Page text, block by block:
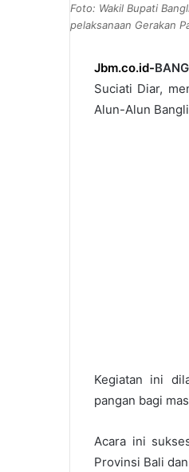
Foto: Wakil Bupati
pelaksanaan Gerakan
Jbm.co.id-
Suciati Diar,
Alun-Alun
Kegiatan ini
pangan bagi
Acara ini
Provinsi Bali